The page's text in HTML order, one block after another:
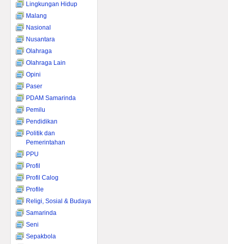
Lingkungan Hidup
Malang
Nasional
Nusantara
Olahraga
Olahraga Lain
Opini
Paser
PDAM Samarinda
Pemilu
Pendidikan
Politik dan
Pemerintahan
PPU
Profil
Profil Calog
Profile
Religi, Sosial & Budaya
Samarinda
Seni
Sepakbola